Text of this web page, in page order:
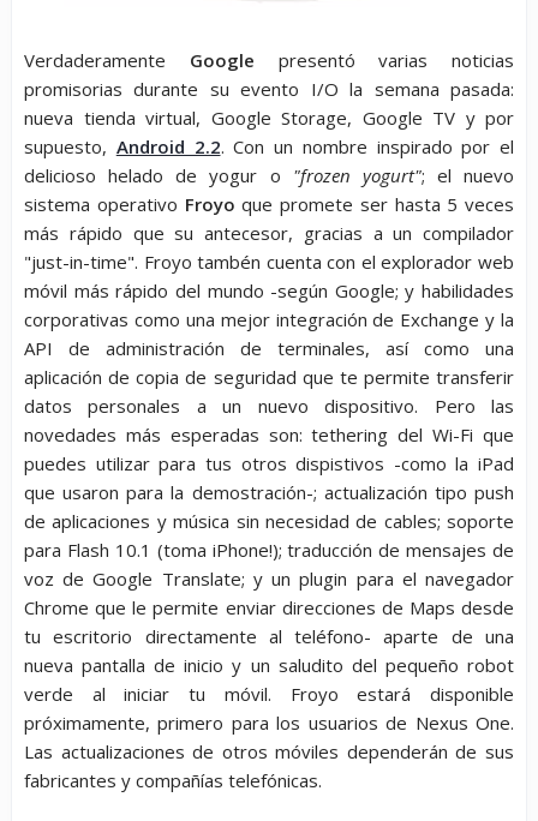
Verdaderamente Google presentó varias noticias
promisorias durante su evento I/O la semana pasada:
nueva tienda virtual, Google Storage, Google TV y por
supuesto, Android 2.2. Con un nombre inspirado por el
delicioso helado de yogur o "frozen yogurt"; el nuevo
sistema operativo Froyo que promete ser hasta 5 veces
más rápido que su antecesor, gracias a un compilador
"just-in-time". Froyo tambén cuenta con el explorador web
móvil más rápido del mundo -según Google; y habilidades
corporativas como una mejor integración de Exchange y la
API de administración de terminales, así como una
aplicación de copia de seguridad que te permite transferir
datos personales a un nuevo dispositivo. Pero las
novedades más esperadas son: tethering del Wi-Fi que
puedes utilizar para tus otros dispistivos -como la iPad
que usaron para la demostración-; actualización tipo push
de aplicaciones y música sin necesidad de cables; soporte
para Flash 10.1 (toma iPhone!); traducción de mensajes de
voz de Google Translate; y un plugin para el navegador
Chrome que le permite enviar direcciones de Maps desde
tu escritorio directamente al teléfono- aparte de una
nueva pantalla de inicio y un saludito del pequeño robot
verde al iniciar tu móvil. Froyo estará disponible
próximamente, primero para los usuarios de Nexus One.
Las actualizaciones de otros móviles dependerán de sus
fabricantes y compañías telefónicas.